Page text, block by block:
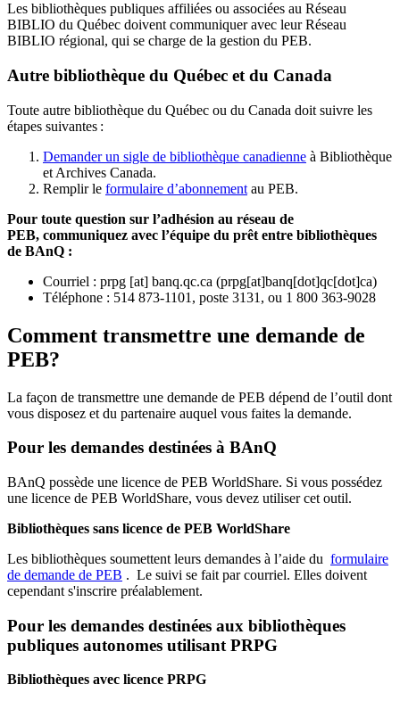
Les bibliothèques publiques affiliées ou associées au Réseau
BIBLIO du Québec doivent communiquer avec leur Réseau
BIBLIO régional, qui se charge de la gestion du PEB.
Autre bibliothèque du Québec et du Canada
Toute autre bibliothèque du Québec ou du Canada doit suivre les
étapes suivantes :
Demander un sigle de bibliothèque canadienne à Bibliothèque
et Archives Canada.
Remplir le formulaire d’abonnement au PEB.
Pour toute question sur l’adhésion au réseau de
PEB, communiquez avec l’équipe du prêt entre bibliothèques
de BAnQ :
Courriel : prpg [at] banq.qc.ca (prpg[at]banq[dot]qc[dot]ca)
Téléphone : 514 873-1101, poste 3131, ou 1 800 363-9028
Comment transmettre une demande de
PEB?
La façon de transmettre une demande de PEB dépend de l’outil dont
vous disposez et du partenaire auquel vous faites la demande.
Pour les demandes destinées à BAnQ
BAnQ possède une licence de PEB WorldShare. Si vous possédez
une licence de PEB WorldShare, vous devez utiliser cet outil.
Bibliothèques sans licence de PEB WorldShare
Les bibliothèques soumettent leurs demandes à l’aide du formulaire
de demande de PEB . Le suivi se fait par courriel. Elles doivent
cependant s'inscrire préalablement.
Pour les demandes destinées aux bibliothèques
publiques autonomes utilisant PRPG
Bibliothèques avec licence PRPG